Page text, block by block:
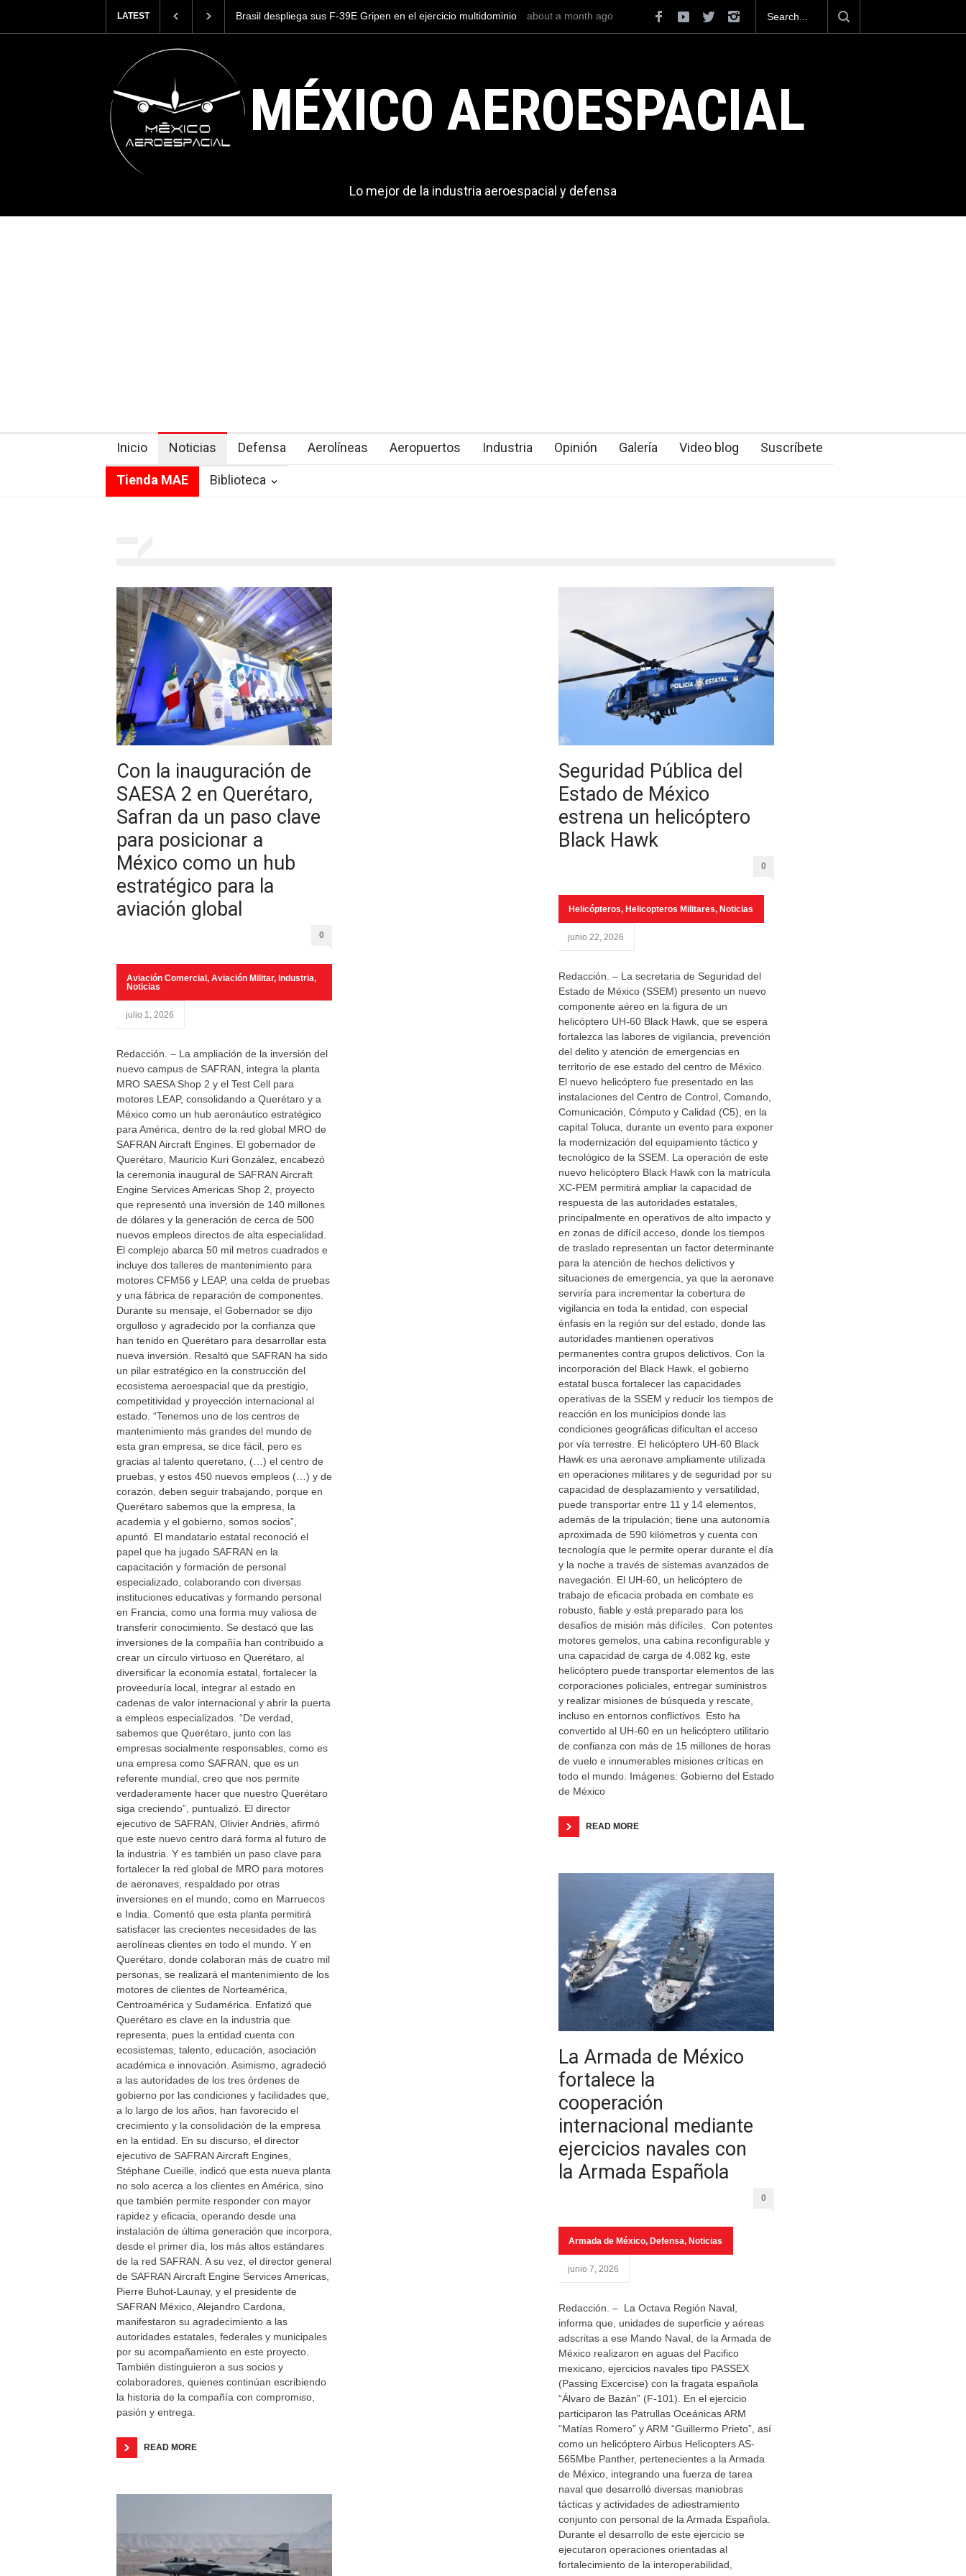
LATEST
sus F-39E Gripen en el ejercicio multidominio
Ejército Mexicano rescata con vida a un niño de nueve años
Con la inauguración de SAESA 2 en Querétaro, Safran da un
paso clave para posicionar a México como un hub estratégico
para la aviación global
about a month ago
MÉXICO AEROESPACIAL
Lo mejor de la industria aeroespacial y defensa
Inicio Noticias Defensa Aerolíneas Aeropuertos Industria Opinión Galería Video blog Suscríbete
Tienda MAE Biblioteca
Con la inauguración de
SAESA 2 en Querétaro,
Safran da un paso clave
para posicionar a
México como un hub
estratégico para la
aviación global
0
Aviación Comercial , Aviación Militar, Industria,
Noticias
julio 1, 2026
Redacción. – La ampliación de la inversión del
nuevo campus de SAFRAN, integra la planta
MRO SAESA Shop 2 y el Test Cell para
motores LEAP, consolidando a Querétaro y a
México como un hub aeronáutico estratégico
para América, dentro de la red global MRO de
SAFRAN Aircraft Engines. El gobernador de
Querétaro, Mauricio Kuri González, encabezó
la ceremonia inaugural de SAFRAN Aircraft
Engine Services Americas Shop 2, proyecto
que representó una inversión de 140 millones
de dólares y la generación de cerca de 500
nuevos empleos directos de alta especialidad.
El complejo abarca 50 mil metros cuadrados e
incluye dos talleres de mantenimiento para
motores CFM56 y LEAP, una celda de pruebas
y una fábrica de reparación de componentes.
Durante su mensaje, el Gobernador se dijo
orgulloso y agradecido por la confianza que
han tenido en Querétaro para desarrollar esta
nueva inversión. Resaltó que SAFRAN ha sido
un pilar estratégico en la construcción del
ecosistema aeroespacial que da prestigio,
competitividad y proyección internacional al
estado. “Tenemos uno de los centros de
mantenimiento más grandes del mundo de
esta gran empresa, se dice fácil, pero es
gracias al talento queretano, (…) el centro de
pruebas, y estos 450 nuevos empleos (…) y de
corazón, deben seguir trabajando, porque en
Querétaro sabemos que la empresa, la
academia y el gobierno, somos socios”,
apuntó. El mandatario estatal reconoció el
papel que ha jugado SAFRAN en la
capacitación y formación de personal
especializado, colaborando con diversas
instituciones educativas y formando personal
en Francia, como una forma muy valiosa de
transferir conocimiento. Se destacó que las
inversiones de la compañía han contribuido a
crear un círculo virtuoso en Querétaro, al
diversificar la economía estatal, fortalecer la
proveeduría local, integrar al estado en
cadenas de valor internacional y abrir la puerta
a empleos especializados. “De verdad,
sabemos que Querétaro, junto con las
empresas socialmente responsables, como es
una empresa como SAFRAN, que es un
referente mundial, creo que nos permite
verdaderamente hacer que nuestro Querétaro
siga creciendo”, puntualizó. El director
ejecutivo de SAFRAN, Olivier Andriès, afirmó
que este nuevo centro dará forma al futuro de
la industria. Y es también un paso clave para
fortalecer la red global de MRO para motores
de aeronaves, respaldado por otras
inversiones en el mundo, como en Marruecos
e India. Comentó que esta planta permitirá
satisfacer las crecientes necesidades de las
aerolíneas clientes en todo el mundo. Y en
Querétaro, donde colaboran más de cuatro mil
personas, se realizará el mantenimiento de los
motores de clientes de Norteamérica,
Centroamérica y Sudamérica. Enfatizó que
Querétaro es clave en la industria que
representa, pues la entidad cuenta con
ecosistemas, talento, educación, asociación
académica e innovación. Asimismo, agradeció
a las autoridades de los tres órdenes de
gobierno por las condiciones y facilidades que,
a lo largo de los años, han favorecido el
crecimiento y la consolidación de la empresa
en la entidad. En su discurso, el director
ejecutivo de SAFRAN Aircraft Engines,
Stéphane Cueille, indicó que esta nueva planta
no solo acerca a los clientes en América, sino
que también permite responder con mayor
rapidez y eficacia, operando desde una
instalación de última generación que incorpora,
desde el primer día, los más altos estándares
de la red SAFRAN. A su vez, el director general
de SAFRAN Aircraft Engine Services Americas,
Pierre Buhot-Launay, y el presidente de
SAFRAN México, Alejandro Cardona,
manifestaron su agradecimiento a las
autoridades estatales, federales y municipales
por su acompañamiento en este proyecto.
También distinguieron a sus socios y
colaboradores, quienes continúan escribiendo
la historia de la compañía con compromiso,
pasión y entrega.
READ MORE
Seguridad Pública del
Estado de México
estrena un helicóptero
Black Hawk
0
Helicópteros, Helicopteros Militares, Noticias
junio 22, 2026
Redacción. – La secretaria de Seguridad del
Estado de México (SSEM) presento un nuevo
componente aéreo en la figura de un
helicóptero UH-60 Black Hawk, que se espera
fortalezca las labores de vigilancia, prevención
del delito y atención de emergencias en
territorio de ese estado del centro de México.
El nuevo helicóptero fue presentado en las
instalaciones del Centro de Control, Comando,
Comunicación, Cómputo y Calidad (C5), en la
capital Toluca, durante un evento para exponer
la modernización del equipamiento táctico y
tecnológico de la SSEM. La operación de este
nuevo helicóptero Black Hawk con la matrícula
XC-PEM permitirá ampliar la capacidad de
respuesta de las autoridades estatales,
principalmente en operativos de alto impacto y
en zonas de difícil acceso, donde los tiempos
de traslado representan un factor determinante
para la atención de hechos delictivos y
situaciones de emergencia, ya que la aeronave
serviría para incrementar la cobertura de
vigilancia en toda la entidad, con especial
énfasis en la región sur del estado, donde las
autoridades mantienen operativos
permanentes contra grupos delictivos. Con la
incorporación del Black Hawk, el gobierno
estatal busca fortalecer las capacidades
operativas de la SSEM y reducir los tiempos de
reacción en los municipios donde las
condiciones geográficas dificultan el acceso
por vía terrestre. El helicóptero UH-60 Black
Hawk es una aeronave ampliamente utilizada
en operaciones militares y de seguridad por su
capacidad de desplazamiento y versatilidad,
puede transportar entre 11 y 14 elementos,
además de la tripulación; tiene una autonomía
aproximada de 590 kilómetros y cuenta con
tecnología que le permite operar durante el día
y la noche a través de sistemas avanzados de
navegación. El UH-60, un helicóptero de
trabajo de eficacia probada en combate es
robusto, fiable y está preparado para los
desafíos de misión más difíciles. Con potentes
motores gemelos, una cabina reconfigurable y
una capacidad de carga de 4.082 kg, este
helicóptero puede transportar elementos de las
corporaciones policiales, entregar suministros
y realizar misiones de búsqueda y rescate,
incluso en entornos conflictivos. Esto ha
convertido al UH-60 en un helicóptero utilitario
de confianza con más de 15 millones de horas
de vuelo e innumerables misiones críticas en
todo el mundo. Imágenes: Gobierno del Estado
de México
READ MORE
La Armada de México
fortalece la
cooperación
internacional mediante
ejercicios navales con
la Armada Española
0
Armada de México, Defensa, Noticias
junio 7, 2026
Redacción. – La Octava Región Naval,
informa que, unidades de superficie y aéreas
adscritas a ese Mando Naval, de la Armada de
México realizaron en aguas del Pacifico
mexicano, ejercicios navales tipo PASSEX
(Passing Excercise) con la fragata española
“Álvaro de Bazán” (F-101). En el ejercicio
participaron las Patrullas Oceánicas ARM
“Matías Romero” y ARM “Guillermo Prieto”, así
como un helicóptero Airbus Helicopters AS-
565Mbe Panther, pertenecientes a la Armada
de México, integrando una fuerza de tarea
naval que desarrolló diversas maniobras
tácticas y actividades de adiestramiento
conjunto con personal de la Armada Española.
Durante el desarrollo de este ejercicio se
ejecutaron operaciones orientadas al
fortalecimiento de la interoperabilidad,